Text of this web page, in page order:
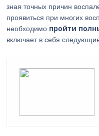
зная точных причин
проявиться при многих
необходимо пройти
включает в себя